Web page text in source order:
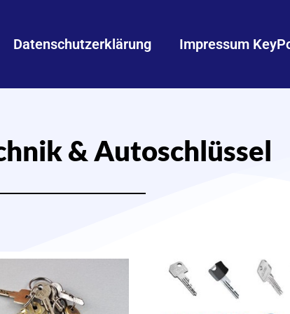
Datenschutzerklärung Impressum
& Autoschlüssel